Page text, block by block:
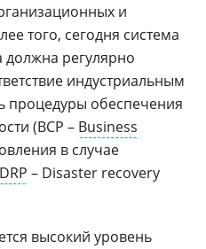
и
того, сегодня система
должна регулярно
индустриальным
процедуры обеспечения
(BCP – Business
в случае
DRP – Disaster recovery
высокий уровень